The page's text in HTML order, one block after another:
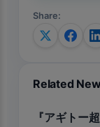
Share:
Related
『アギトー